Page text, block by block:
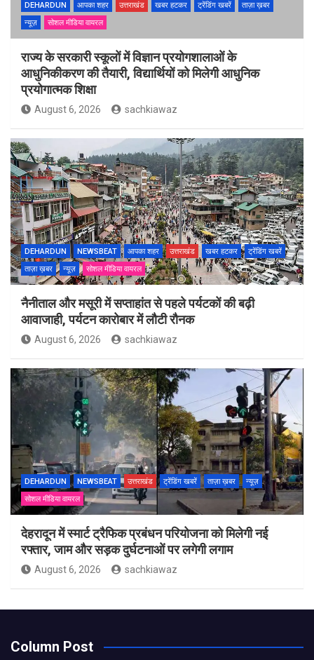
DEHARDUN आपका शहर उत्तराखंड खबर हटकर ट्रेंडिंग खबरें
ताज़ा ख़बर
न्यूज़
सोशल मीडिया वायरल
राज्य के सरकारी स्कूलों में विज्ञान प्रयोगशालाओं के
आधुनिकीकरण की तैयारी, विद्यार्थियों को मिलेगी आधुनिक
प्रयोगात्मक शिक्षा
August 6, 2026 sachkiawaz
DEHARDUN NEWSBEAT आपका शहर उत्तराखंड खबर हटकर
ट्रेंडिंग खबरें
ताज़ा ख़बर
न्यूज़ सोशल मीडिया वायरल
नैनीताल और मसूरी में सप्ताहांत से पहले पर्यटकों की बढ़ी
आवाजाही, पर्यटन कारोबार में लौटी रौनक
August 6, 2026 sachkiawaz
DEHARDUN NEWSBEAT उत्तराखंड ट्रेंडिंग खबरें ताज़ा ख़बर
न्यूज़
सोशल मीडिया वायरल
देहरादून में स्मार्ट ट्रैफिक प्रबंधन परियोजना को मिलेगी नई
रफ्तार, जाम और सड़क दुर्घटनाओं पर लगेगी लगाम
August 6, 2026 sachkiawaz
Column Post